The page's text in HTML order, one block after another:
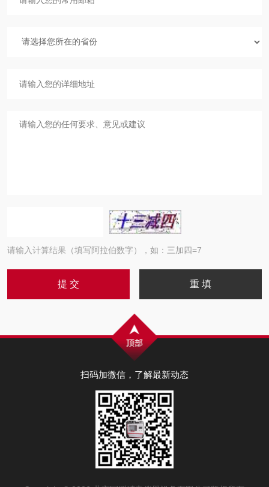
请输入计算结果（填写阿拉伯数字），如：三加四=7
扫码加微信，了解最新动态